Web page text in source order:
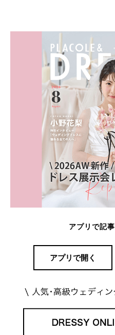
アプリで記
アプリで開く